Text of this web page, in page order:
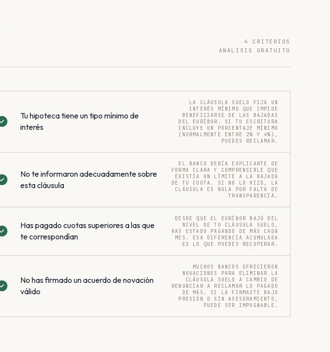
4 CRITERIOS
ANÁLISIS GRATUITO
Tu hipoteca tiene un tipo mínimo de
interés
LA CLÁUSULA SUELO FIJA UN
INTERÉS MÍNIMO QUE IMPIDE
BENEFICIARSE DE LAS BAJADAS
DEL EURÍBOR. SI TU ESCRITURA
INCLUYE UN PORCENTAJE MÍNIMO
(NORMALMENTE ENTRE 2% Y 4%),
PUEDES RECLAMAR.
No te informaron adecuadamente sobre
esta cláusula
EL BANCO DEBÍA EXPLICARTE DE
FORMA CLARA Y COMPRENSIBLE QUE
EXISTÍA UN LÍMITE A LA BAJADA
DE TU CUOTA. SI NO LO HIZO, LA
CLÁUSULA ES NULA POR FALTA DE
TRANSPARENCIA.
Has pagado cuotas superiores a las que
te correspondían
DESDE QUE EL EURÍBOR BAJÓ DEL
NIVEL DE TU CLÁUSULA SUELO,
HAS ESTADO PAGANDO DE MÁS CADA
MES. ESA DIFERENCIA ACUMULADA
ES LO QUE PUEDES RECUPERAR.
No has firmado un acuerdo de novación
válido
MUCHOS BANCOS OFRECIERON
NOVACIONES PARA ELIMINAR LA
CLÁUSULA SUELO A CAMBIO DE
RENUNCIAR A RECLAMAR LO PAGADO
DE MÁS. SI LA FIRMASTE BAJO
PRESIÓN O SIN ASESORAMIENTO,
PUEDE SER IMPUGNABLE.